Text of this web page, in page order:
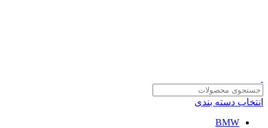
انتخاب دسته بندی
BMW